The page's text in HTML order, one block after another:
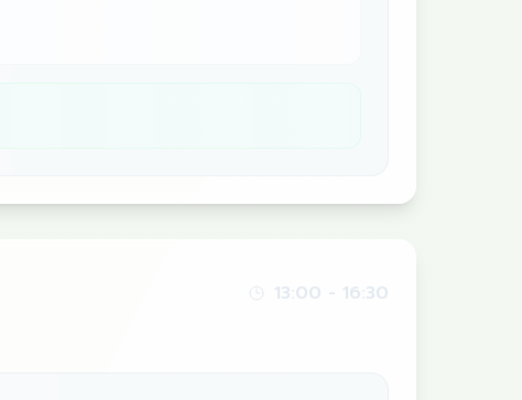
13:00 - 16:30